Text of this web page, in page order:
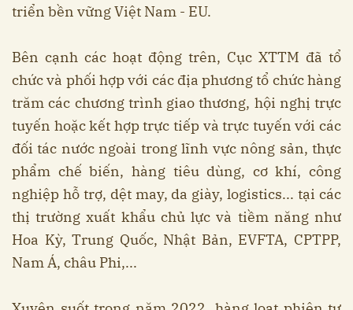
triển bền vững Việt Nam - EU.
Bên cạnh các hoạt động trên, Cục XTTM đã tổ
chức và phối hợp với các địa phương tổ chức hàng
trăm các chương trình giao thương, hội nghị trực
tuyến hoặc kết hợp trực tiếp và trực tuyến với các
đối tác nước ngoài trong lĩnh vực nông sản, thực
phẩm chế biến, hàng tiêu dùng, cơ khí, công
nghiệp hỗ trợ, dệt may, da giày, logistics... tại các
thị trường xuất khẩu chủ lực và tiềm năng như
Hoa Kỳ, Trung Quốc, Nhật Bản, EVFTA, CPTPP,
Nam Á, châu Phi,...